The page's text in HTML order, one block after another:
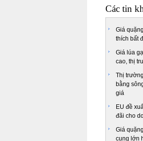
Các tin
Giá
thích bất
Giá lúa
cao, thị
Thị
bằng
giá
EU đề
đãi cho
Giá
cung lớn